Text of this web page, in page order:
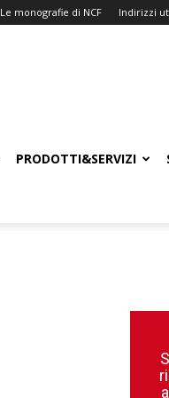
Le monografie di NCF Indirizzi
PRODOTTI&SERVIZI